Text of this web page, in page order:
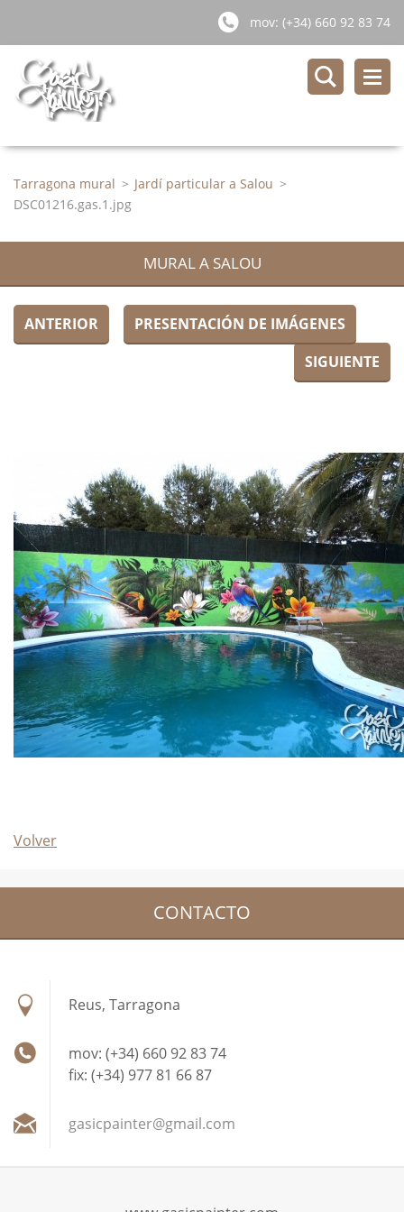
mov: (+34) 660 92 83 74
Tarragona mural > Jardí particular a Salou >
DSC01216.gas.1.jpg
MURAL A SALOU
ANTERIOR
PRESENTACIÓN DE IMÁGENES
SIGUIENTE
Volver
CONTACTO
Reus, Tarragona
mov: (+34) 660 92 83 74
fix: (+34) 977 81 66 87
gasicpainter@gmail.com